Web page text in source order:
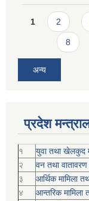
Pages
1 2
8
अन्य
प्रदेश
१
युवा तथा खेलकुद
२
वन तथा
३
आर्थिक मामिला
४
आन्तरिक मामिला